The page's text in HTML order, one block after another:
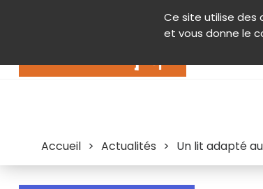
Ce site utilise des
et vous donne le
Contenu Aide et
Accueil > Actualités > Un lit adapté